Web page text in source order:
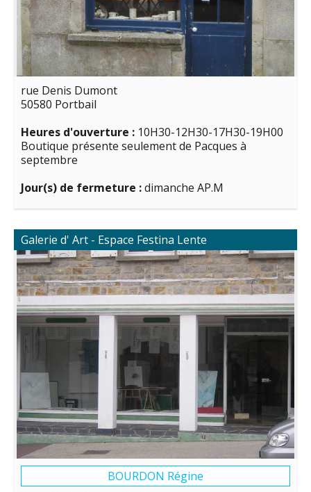
rue Denis Dumont
50580 Portbail
Heures d'ouverture : 10H30-12H30-17H30-19H00
Boutique présente seulement de Pacques à
septembre
Jour(s) de fermeture :dimanche AP.M
Galerie d' Art - Espace Festina Lente
BOURDON Régine